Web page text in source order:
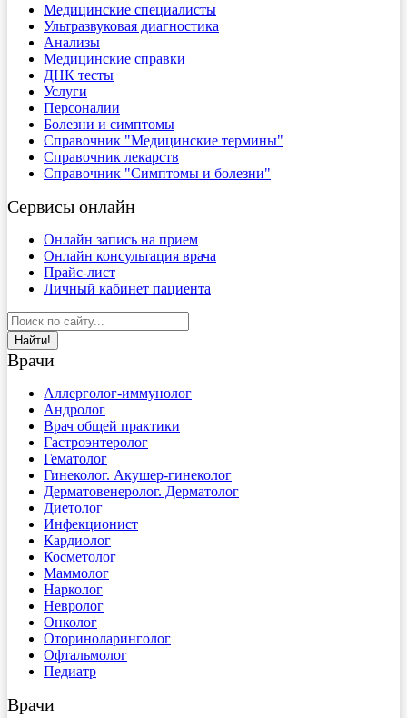
Медицинские специалисты
Ультразвуковая диагностика
Анализы
Медицинские справки
ДНК тесты
Услуги
Персоналии
Болезни и симптомы
Справочник "Медицинские термины"
Справочник лекарств
Справочник "Симптомы и болезни"
Сервисы онлайн
Онлайн запись на прием
Онлайн консультация врача
Прайс-лист
Личный кабинет пациента
Найти!
Врачи
Аллерголог-иммунолог
Андролог
Врач общей практики
Гастроэнтеролог
Гематолог
Гинеколог. Акушер-гинеколог
Дерматовенеролог. Дерматолог
Диетолог
Инфекционист
Кардиолог
Косметолог
Маммолог
Нарколог
Невролог
Онколог
Оториноларинголог
Офтальмолог
Педиатр
Врачи